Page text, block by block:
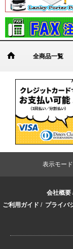
全商品一覧
表示モード
会社概要
ご利用ガイド / プライバ